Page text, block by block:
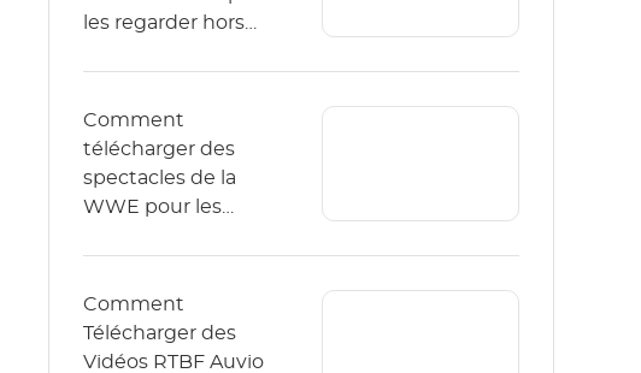
les regarder hors
Comment
télécharger des
spectacles de la
WWE pour les
Comment
Télécharger des
Vidéos RTBF Auvio